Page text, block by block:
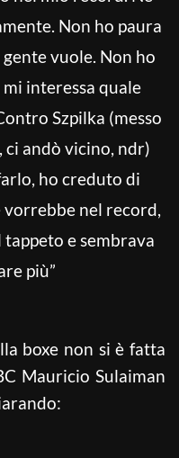
Non ho paura
vuole. Non ho
interessa quale
Szpilka (messo
ci andò vicino, ndr)
ho creduto di
nel record,
e sembrava
più”
boxe non si è fatta
Mauricio Sulaiman